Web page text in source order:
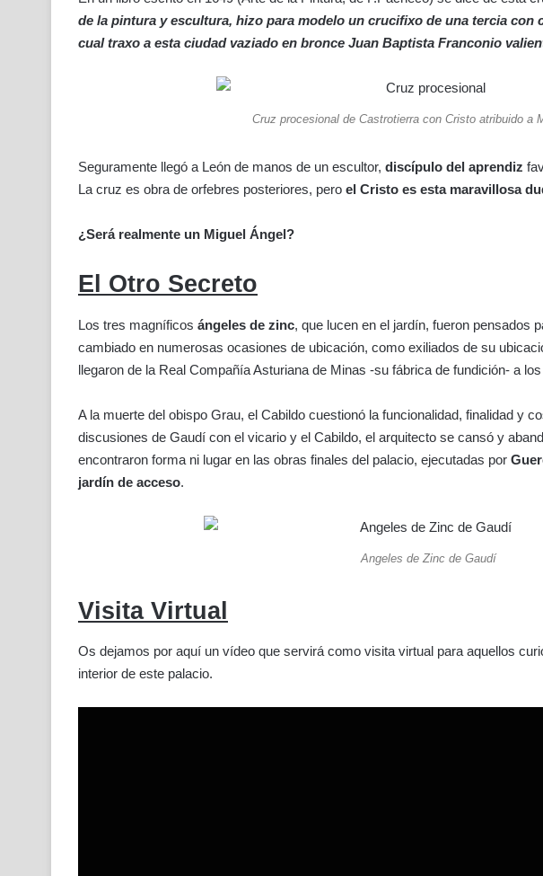
de la pintura y escultura, hizo para modelo un crucifixo de una tercia con
cual traxo a esta ciudad vaziado en bronce Juan Baptista Franconio
Cruz procesional de Castrotierra con Cristo atribuido a
Seguramente llegó a León de manos de un escultor, discípulo del aprendiz
La cruz es obra de orfebres posteriores, pero el Cristo es esta maravillosa
¿Será realmente un Miguel Ángel?
El Otro Secreto
Los tres magníficos ángeles de zinc, que lucen en el jardín, fueron pensados
cambiado en numerosas ocasiones de ubicación, como exiliados de su
llegaron de la Real Compañía Asturiana de Minas -su fábrica de fundición- a
A la muerte del obispo Grau, el Cabildo cuestionó la funcionalidad, finalidad y
discusiones de Gaudí con el vicario y el Cabildo, el arquitecto se cansó y
encontraron forma ni lugar en las obras finales del palacio, ejecutadas por
jardín de acceso.
Angeles de Zinc de Gaudí
Visita Virtual
Os dejamos por aquí un vídeo que servirá como visita virtual para aquellos
interior de este palacio.